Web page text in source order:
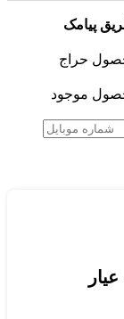
پیامک
حراج
موجود
عیار